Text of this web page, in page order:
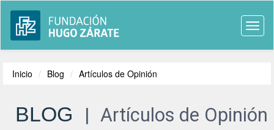
Inicio Blog Artículos de Opinión
BLOG | Artículos de Opinión